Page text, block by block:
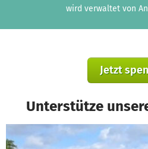
wird verwaltet von
Jetzt
Unterstütze